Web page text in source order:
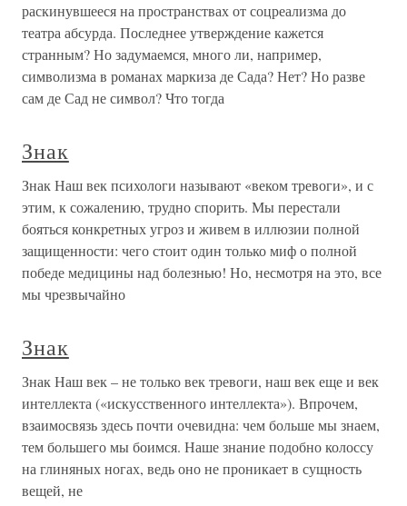
раскинувшееся на пространствах от соцреализма до
театра абсурда. Последнее утверждение кажется
странным? Но задумаемся, много ли, например,
символизма в романах маркиза де Сада? Нет? Но разве
сам де Сад не символ? Что тогда
Знак
Знак Наш век психологи называют «веком тревоги», и с
этим, к сожалению, трудно спорить. Мы перестали
бояться конкретных угроз и живем в иллюзии полной
защищенности: чего стоит один только миф о полной
победе медицины над болезнью! Но, несмотря на это, все
мы чрезвычайно
Знак
Знак Наш век – не только век тревоги, наш век еще и век
интеллекта («искусственного интеллекта»). Впрочем,
взаимосвязь здесь почти очевидна: чем больше мы знаем,
тем большего мы боимся. Наше знание подобно колоссу
на глиняных ногах, ведь оно не проникает в сущность
вещей, не